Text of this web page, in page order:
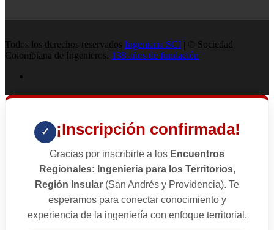
Todos los derechos reservados Ingenieria SCI | © Sociedad
Colombiana de Ingenieros. 138 años de fundación
✓ ¡Inscripción confirmada!
Gracias por inscribirte a los Encuentros
Regionales: Ingeniería para los Territorios,
Región Insular (San Andrés y Providencia). Te
esperamos para conectar conocimiento y
experiencia de la ingeniería con enfoque territorial.